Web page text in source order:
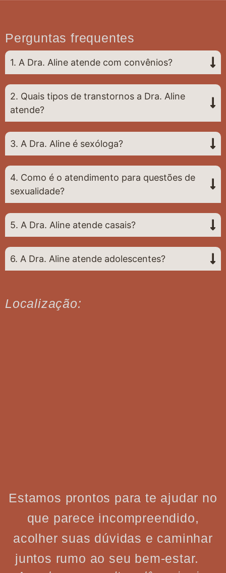
Perguntas frequentes
1. A Dra. Aline atende com convênios?
2. Quais tipos de transtornos a Dra. Aline
atende?
3. A Dra. Aline é sexóloga?
4. Como é o atendimento para questões de
sexualidade?
5. A Dra. Aline atende casais?
6. A Dra. Aline atende adolescentes?
Localização:
Estamos prontos para te ajudar no
que parece incompreendido,
acolher suas dúvidas e caminhar
juntos rumo ao seu bem-estar.